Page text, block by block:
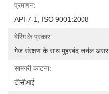
प्रमाणन:
API-7-1, ISO 9001:2008
बेरिंग के प्रकार:
गेज संरक्षण के साथ मुहरबंद जर्नल असर
सामग्री काटना:
टीसीआई